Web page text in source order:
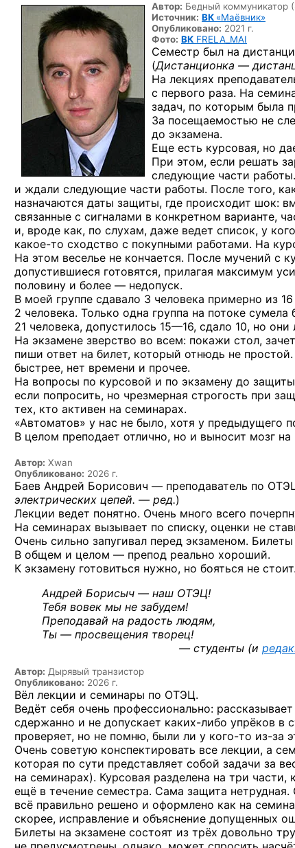
Автор: Бедный коммуникатор
Источник: ВК «Маёвник»
Опубликовано: 2021 г.
Фото: ВК FRELA_MAI
Семестр был на
(Дистанционка —
На лекциях
с первого раза. На
задач, по которым была
За посещаемостью не
до экзамена.
Еще есть курсовая, но
При этом, если решать
следующие части
и ждали следующие части работы. После того,
назначаются даты защиты, где происходит шок:
связанные с сигналами в конкретном варианте,
и, вроде как, по слухам, даже ведет список, у
какое-то сходство с покупными работами. На
На этом веселье не кончается. После мучений с
допустившиеся готовятся, прилагая максимум
половину и более — недопуск.
В моей группе сдавало 3 человека примерно из
2 человека. Только одна группа на потоке
21 человека, допустилось 15—16, сдало 10, но они
На экзамене зверство во всем: покажи стол,
пиши ответ на билет, который отнюдь не
быстрее, нет времени и прочее.
На вопросы по курсовой и по экзамену до
если попросить, но чрезмерная строгость при
тех, кто активен на семинарах.
«Автоматов» у нас не было, хотя у предыдущего
В целом преподает отлично, но и выносит мозг на
Автор: Xwan
Опубликовано: 2026 г.
Баев Андрей Борисович — преподаватель по
электрических цепей. — ред.)
Лекции ведет понятно. Очень много всего
На семинарах вызывает по списку, оценки не
Очень сильно запугивал перед экзаменом.
В общем и целом — препод реально хороший.
К экзамену готовиться нужно, но бояться не стоит.
Андрей Борисыч — наш ОТЭЦ!
Тебя вовек мы не забудем!
Преподавай на радость людям,
Ты — просвещения творец!
— студенты (и
Автор: Дырявый транзистор
Опубликовано: 2026 г.
Вёл лекции и семинары по ОТЭЦ.
Ведёт себя очень профессионально:
сдержанно и не допускает каких-либо упрёков в
проверяет, но не помню, были ли у кого-то из-за
Очень советую конспектировать все лекции, а
которая по сути представляет собой задачи за
на семинарах). Курсовая разделена на три
ещё в течение семестра. Сама защита
всё правильно решено и оформлено как на
скорее, исправление и объяснение допущенных
Билеты на экзамене состоят из трёх довольно